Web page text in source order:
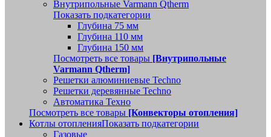
Внутрипольные Varmann Qtherm
Показать подкатегории
Глубина 75 мм
Глубина 110 мм
Глубина 150 мм
Посмотреть все товары [Внутрипольные
Varmann Qtherm]
Решетки алюминиевые Techno
Решетки деревянные Techno
Автоматика Техно
Посмотреть все товары [Конвекторы отопления]
Котлы отопленияПоказать подкатегории
Газовые